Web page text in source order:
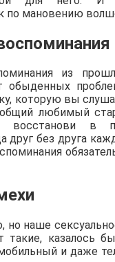
по мановению
из
обыденных
которую вы
любимый
восстанови в
друг без друга
но наше
такие, казалось
и даже